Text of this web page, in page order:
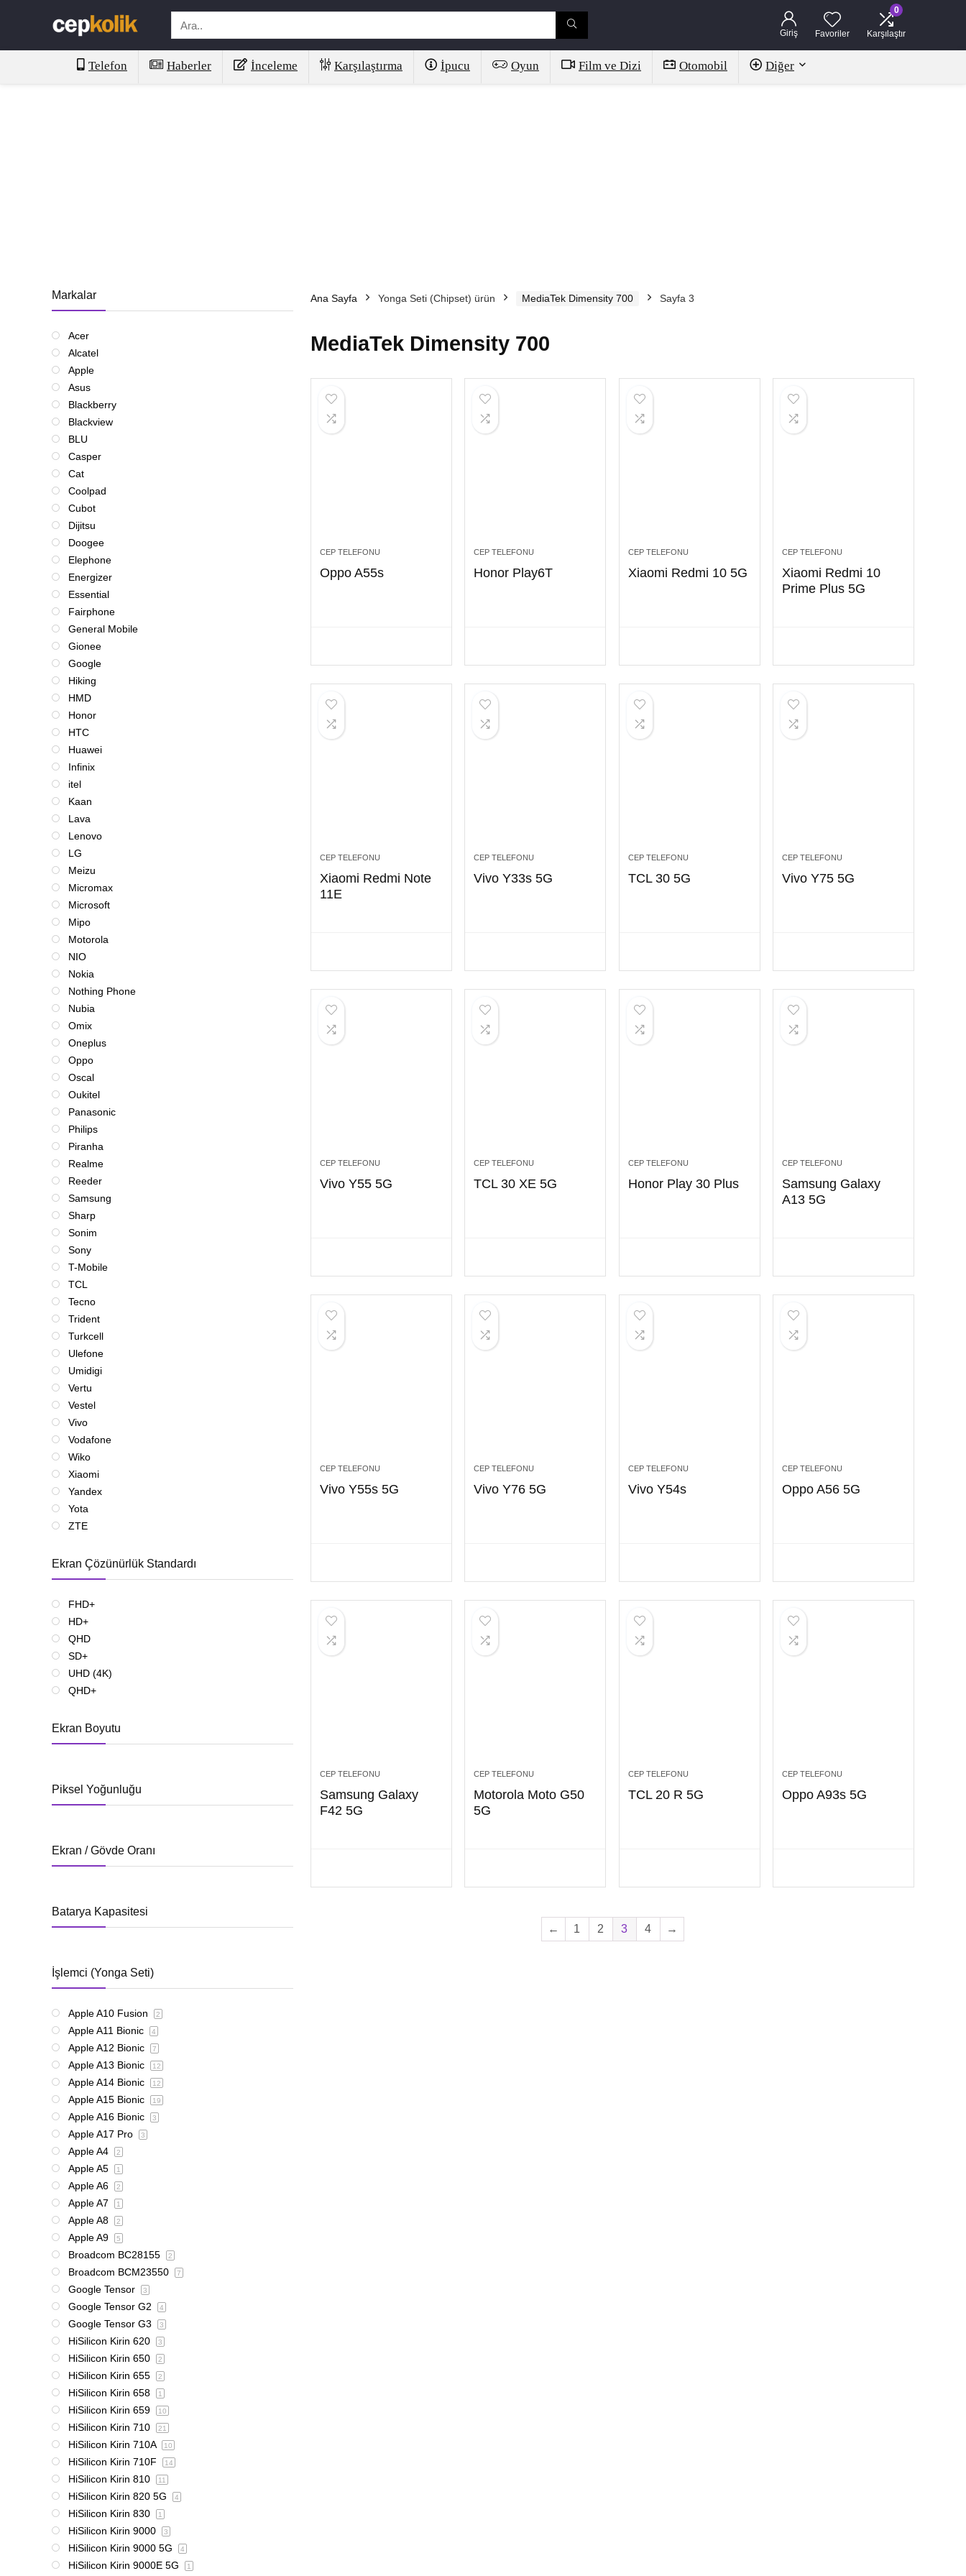
Giriş Favoriler
0
Karşılaştır
Telefon Haberler İnceleme Karşılaştırma İpucu Oyun Film ve Dizi Otomobil Diğer
Markalar
Acer
Alcatel
Apple
Asus
Blackberry
Blackview
BLU
Casper
Cat
Coolpad
Cubot
Dijitsu
Doogee
Elephone
Energizer
Essential
Fairphone
General Mobile
Gionee
Google
Hiking
HMD
Honor
HTC
Huawei
Infinix
itel
Kaan
Lava
Lenovo
LG
Meizu
Micromax
Microsoft
Mipo
Motorola
NIO
Nokia
Nothing Phone
Nubia
Omix
Oneplus
Oppo
Oscal
Oukitel
Panasonic
Philips
Piranha
Realme
Reeder
Samsung
Sharp
Sonim
Sony
T-Mobile
TCL
Tecno
Trident
Turkcell
Ulefone
Umidigi
Vertu
Vestel
Vivo
Vodafone
Wiko
Xiaomi
Yandex
Yota
ZTE
Ekran Çözünürlük Standardı
FHD+
HD+
QHD
SD+
UHD (4K)
QHD+
Ekran Boyutu
Piksel Yoğunluğu
Ekran / Gövde Oranı
Batarya Kapasitesi
İşlemci (Yonga Seti)
Apple A10 Fusion 2
Apple A11 Bionic 4
Apple A12 Bionic 7
Apple A13 Bionic 12
Apple A14 Bionic 12
Apple A15 Bionic 19
Apple A16 Bionic 3
Apple A17 Pro 3
Apple A4 2
Apple A5 1
Apple A6 2
Apple A7 1
Apple A8 2
Apple A9 5
Broadcom BC28155 2
Broadcom BCM23550 7
Google Tensor 3
Google Tensor G2 4
Google Tensor G3 3
HiSilicon Kirin 620 3
HiSilicon Kirin 650 2
HiSilicon Kirin 655 2
HiSilicon Kirin 658 1
HiSilicon Kirin 659 10
HiSilicon Kirin 710 21
HiSilicon Kirin 710A 10
HiSilicon Kirin 710F 14
HiSilicon Kirin 810 11
HiSilicon Kirin 820 5G 4
HiSilicon Kirin 830 1
HiSilicon Kirin 9000 3
HiSilicon Kirin 9000 5G 4
HiSilicon Kirin 9000E 5G 1
Ana Sayfa Yonga Seti (Chipset) ürün MediaTek Dimensity 700 Sayfa 3
MediaTek Dimensity 700
CEP TELEFONU
Oppo A55s
CEP TELEFONU
Honor Play6T
CEP TELEFONU
Xiaomi Redmi 10 5G
CEP TELEFONU
Xiaomi Redmi 10
Prime Plus 5G
CEP TELEFONU
Xiaomi Redmi Note
11E
CEP TELEFONU
Vivo Y33s 5G
CEP TELEFONU
TCL 30 5G
CEP TELEFONU
Vivo Y75 5G
CEP TELEFONU
Vivo Y55 5G
CEP TELEFONU
TCL 30 XE 5G
CEP TELEFONU
Honor Play 30 Plus
CEP TELEFONU
Samsung Galaxy
A13 5G
CEP TELEFONU
Vivo Y55s 5G
CEP TELEFONU
Vivo Y76 5G
CEP TELEFONU
Vivo Y54s
CEP TELEFONU
Oppo A56 5G
CEP TELEFONU
Samsung Galaxy
F42 5G
CEP TELEFONU
Motorola Moto G50
5G
CEP TELEFONU
TCL 20 R 5G
CEP TELEFONU
Oppo A93s 5G
← 1 2 3 4 →